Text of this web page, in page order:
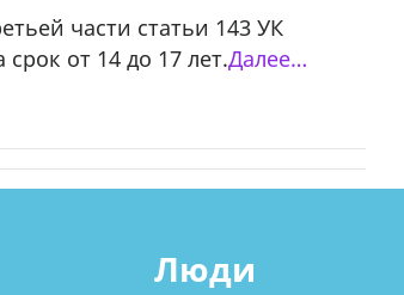
части статьи 143 УК
от 14 до 17 лет.Далее…
Люди